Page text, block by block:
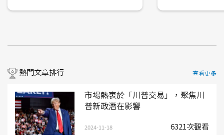
熱門文章排行 查看更多
市場熱衷於「川普交易」，聚焦川
普新政潛在影響
2024-11-18 6321次觀看